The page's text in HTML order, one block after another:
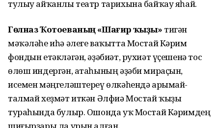
тулыу айҡанлы театр тарихына байҡау яһай.
Гөлназ Ҡотоеваның «Шағир ҡыҙы» тигән
мәҡәләһе иһә әлеге ваҡытта Мостай Кәрим
фондын етәкләгән, әҙәбиәт, рухиәт үҫешенә тос
өлөш индергән, атаһының әҙәби мираҫын,
исемен мәңгеләштереү өлкәһендә арымай-
талмай хеҙмәт иткән Әлфиә Мостай ҡыҙы
тураһында булыр. Ошонда уҡ Мостай Кәримдең